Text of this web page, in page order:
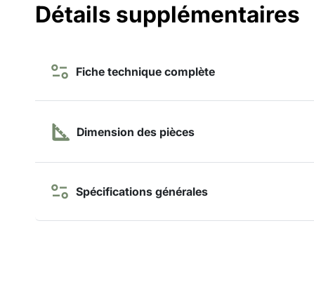
Détails supplémentaires
Fiche technique complète
Dimension des pièces
Spécifications générales